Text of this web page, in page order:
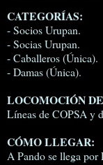
CATEGORÍAS:
- Socios Urupan.
- Socias Urupan.
- Caballeros (Única).
- Damas (Única).
LOCOMOCIÓN
Líneas de COPSA y
CÓMO LLEGAR:
A Pando se llega por